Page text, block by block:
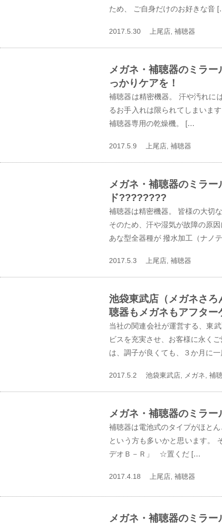
ため、 ご自身だけのお好きな音
2017.5.30 上尾店, 補聴器
メガネ・補聴器のミラ
っかりケアを！
補聴器は精密機器。 汗や汚れ
るお手入れは限られてしまいま
補聴器専用の乾燥機。 […
2017.5.9 上尾店, 補聴器
メガネ・補聴器のミラ
ド????????
補聴器は精密機器。 皆様の大切
そのため、汗や湿気が故障の原
あな型全器種が 撥水加工（ナノ
2017.5.3 上尾店, 補聴器
池袋東武店（メガネさ
聴器もメガネもアフター
当社の関連会社が運営する、東
ビスを充実させ、お客様に永く
は、調子が良くても、３か月に
2017.5.2 池袋東武店, メガネ, 補
メガネ・補聴器のミラ
補聴器は電池式のタイプがほと
という方も多いかと思います。
デオＢ－Ｒ」 ☆置くだ […
2017.4.18 上尾店, 補聴器
メガネ・補聴器のミラ